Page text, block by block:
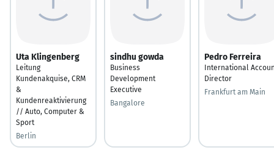
Uta Klingenberg
Leitung
Kundenakquise, CRM
&
Kundenreaktivierung
// Auto, Computer &
Sport
Berlin
sindhu gowda
Business
Development
Executive
Bangalore
Pedro Ferreira
International
Director
Frankfurt am Main